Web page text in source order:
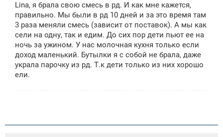
б
щ
е
н
и
Lina, я брала свою смесь в рд. И как мне кажется,
правильно. Мы были в рд 10 дней и за это время там
3 раза меняли смесь (зависит от поставок). А мы как
сели на одну, так и едим. До сих пор дети пьют ее на
ночь за ужином. У нас молочная кухня только если
доход маленький. Бутылки я с собой не брала, даже
украла парочку из рд. Т.к дети только из них хорошо
ели.